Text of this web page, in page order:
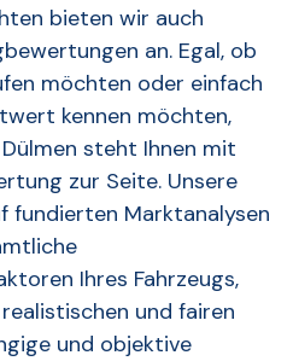
bieten wir auch
an. Egal, ob
möchten oder einfach
kennen möchten,
steht Ihnen mit
zur Seite. Unsere
fundierten Marktanalysen
Ihres Fahrzeugs,
und fairen
und objektive